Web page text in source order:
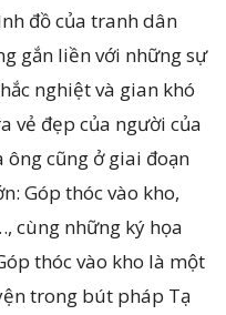
đồ của tranh dân
gắn liền với những sự
nghiệt và gian khó
vẻ đẹp của người của
ông cũng ở giai đoạn
Góp thóc vào kho,
cùng những ký họa
thóc vào kho là một
trong bút pháp Tạ